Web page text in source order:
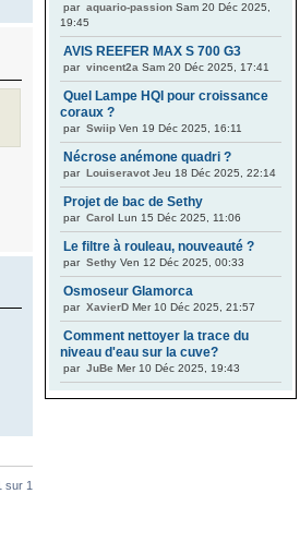
sur 1
par aquario-passion Sam 20 Déc 2025,
19:45
AVIS REEFER MAX S 700 G3
par vincent2a Sam 20 Déc 2025, 17:41
Quel Lampe HQI pour croissance
coraux ?
par Swiip Ven 19 Déc 2025, 16:11
Nécrose anémone quadri ?
par Louiseravot Jeu 18 Déc 2025, 22:14
Projet de bac de Sethy
par Carol Lun 15 Déc 2025, 11:06
Le filtre à rouleau, nouveauté ?
par Sethy Ven 12 Déc 2025, 00:33
Osmoseur Glamorca
par XavierD Mer 10 Déc 2025, 21:57
Comment nettoyer la trace du
niveau d'eau sur la cuve?
par JuBe Mer 10 Déc 2025, 19:43